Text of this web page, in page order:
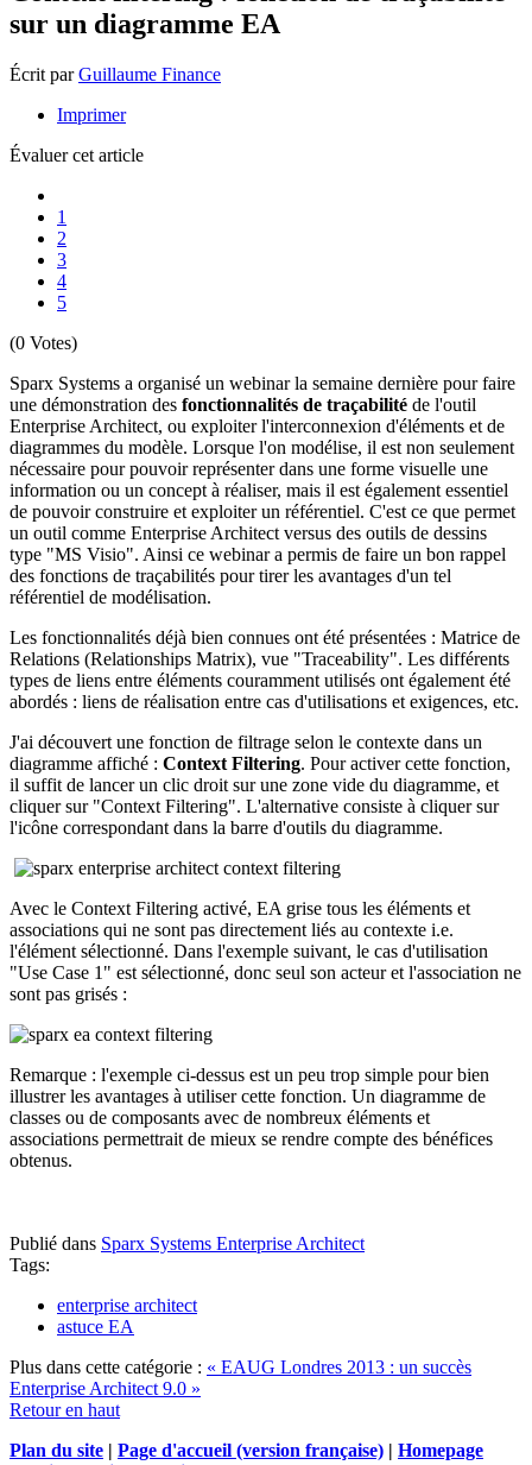
sur un diagramme EA
Écrit parGuillaume Finance
Imprimer
Évaluer cet article
1
2
3
4
5
(0 Votes)
Sparx Systems a organisé un webinar la semaine dernière pour faire
une démonstration des fonctionnalités de traçabilité de l'outil
Enterprise Architect, ou exploiter l'interconnexion d'éléments et de
diagrammes du modèle. Lorsque l'on modélise, il est non seulement
nécessaire pour pouvoir représenter dans une forme visuelle une
information ou un concept à réaliser, mais il est également essentiel
de pouvoir construire et exploiter un référentiel. C'est ce que permet
un outil comme Enterprise Architect versus des outils de dessins
type "MS Visio". Ainsi ce webinar a permis de faire un bon rappel
des fonctions de traçabilités pour tirer les avantages d'un tel
référentiel de modélisation.
Les fonctionnalités déjà bien connues ont été présentées : Matrice de
Relations (Relationships Matrix), vue "Traceability". Les différents
types de liens entre éléments couramment utilisés ont également été
abordés : liens de réalisation entre cas d'utilisations et exigences, etc.
J'ai découvert une fonction de filtrage selon le contexte dans un
diagramme affiché : Context Filtering. Pour activer cette fonction,
il suffit de lancer un clic droit sur une zone vide du diagramme, et
cliquer sur "Context Filtering". L'alternative consiste à cliquer sur
l'icône correspondant dans la barre d'outils du diagramme.
Avec le Context Filtering activé, EA grise tous les éléments et
associations qui ne sont pas directement liés au contexte i.e.
l'élément sélectionné. Dans l'exemple suivant, le cas d'utilisation
"Use Case 1" est sélectionné, donc seul son acteur et l'association ne
sont pas grisés :
Remarque : l'exemple ci-dessus est un peu trop simple pour bien
illustrer les avantages à utiliser cette fonction. Un diagramme de
classes ou de composants avec de nombreux éléments et
associations permettrait de mieux se rendre compte des bénéfices
obtenus.
Publié dans Sparx Systems Enterprise Architect
Tags:
enterprise architect
astuce EA
Plus dans cette catégorie : « EAUG Londres 2013 : un succès
Enterprise Architect 9.0 »
Retour en haut
Plan du site | Page d'accueil (version française) | Homepage